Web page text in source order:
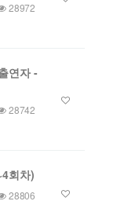
28972
연자 -
28742
회차)
28806